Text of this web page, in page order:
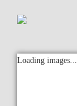
Loading images...